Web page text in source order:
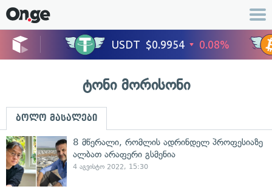
ტონი მორისონი
ბოლო მასალები
8 მწერალი, რომლის ადრინდელ პროფესიაზე
ალბათ არაფერი გსმენია
4 აგვისტო 2022, 15:30